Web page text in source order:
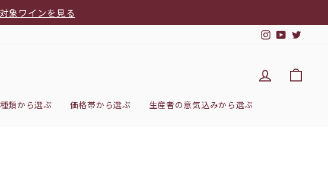
対象ワインを見る
Instagram
YouTube
DEL'IMMO
類から選ぶ 価格帯から選ぶ 生産者の意気込みから選ぶ